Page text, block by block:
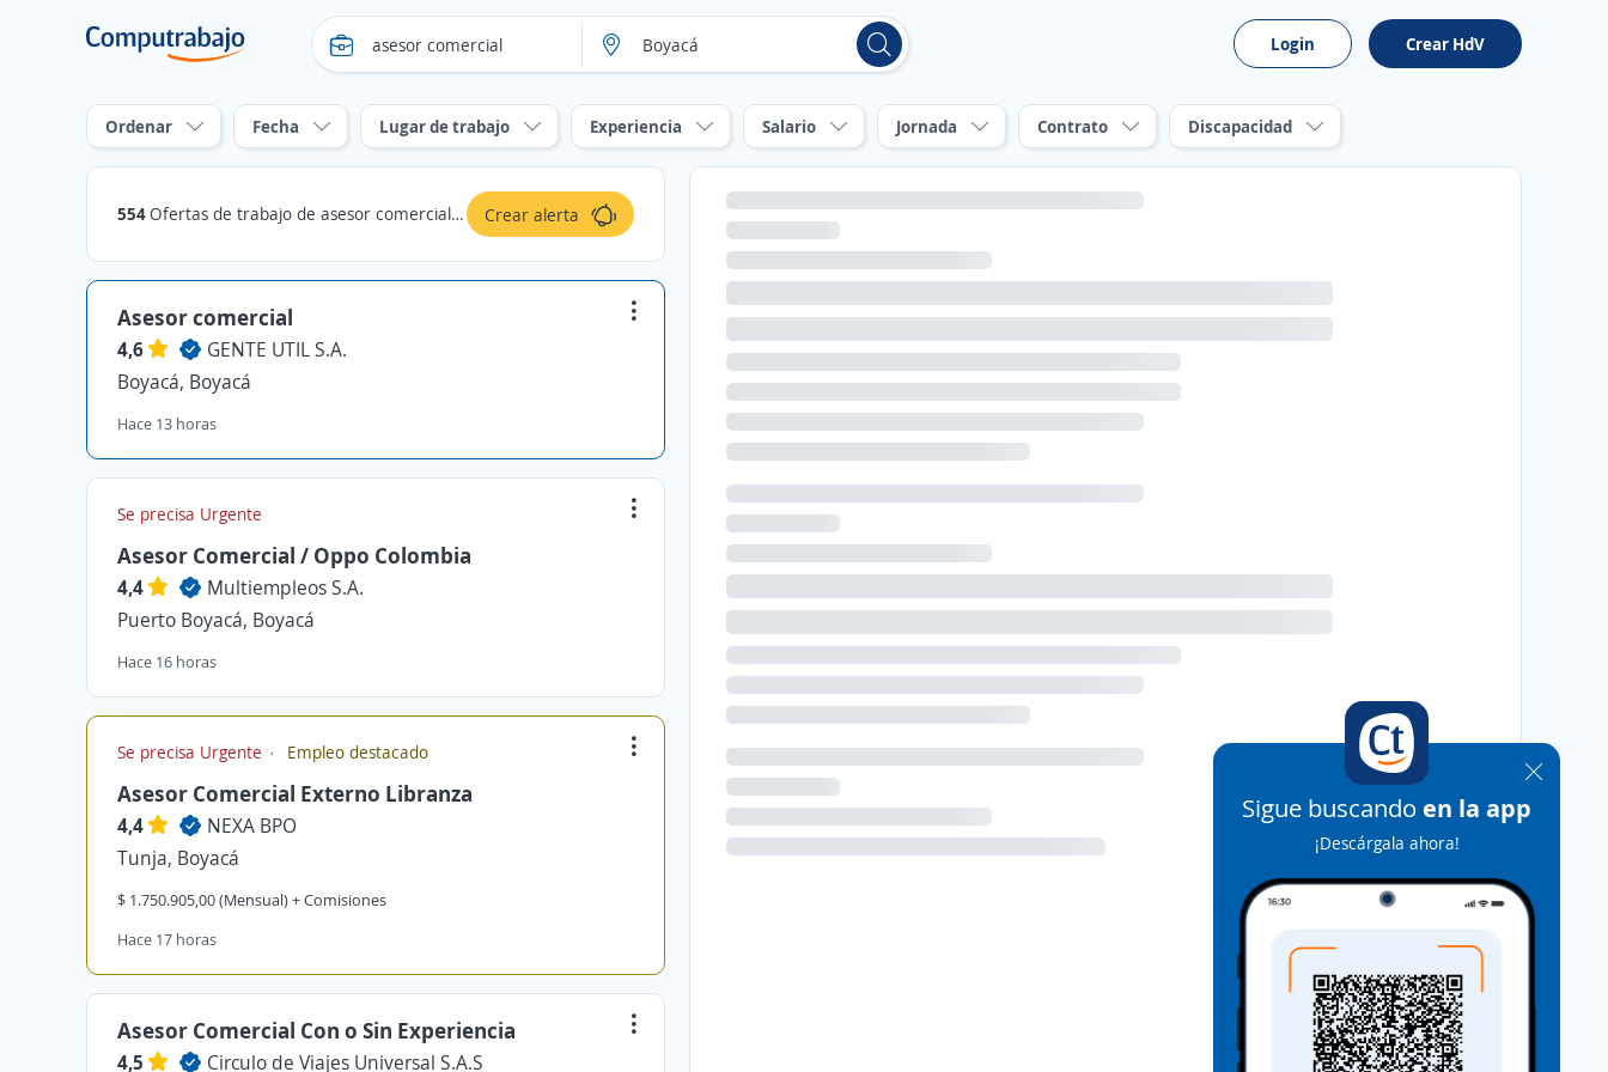
Login Crear HdV
Ordenar Fecha Lugar de trabajo Experiencia Salario Jornada Contrato Discapacidad
554Ofertas de trabajo de asesor comercial en Boyacá Crear alerta
Asesor comercial
4,6
GENTE UTIL S.A.
Boyacá, Boyacá
Hace 13 horas
Se precisa Urgente
Asesor Comercial / Oppo Colombia
4,4
Multiempleos S.A.
Puerto Boyacá, Boyacá
Hace 16 horas
Se precisa Urgente Empleo destacado
Asesor Comercial Externo Libranza
4,4
NEXA BPO
Tunja, Boyacá
$ 1.750.905,00 (Mensual) + Comisiones
Hace 17 horas
Asesor Comercial Con o Sin Experiencia
4,5 Circulo de Viajes Universal S.A.S
Sigue buscando en la app
¡Descárgala ahora!